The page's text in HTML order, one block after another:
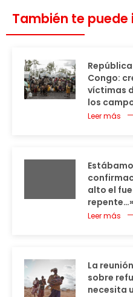
También te puede
Congo:
víctimas
los
Leer más
alto el
repente…»
Leer más
La
sobre
necesita